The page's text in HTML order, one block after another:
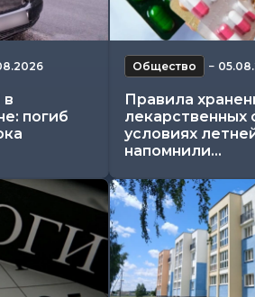
погиб
Общество −
Правила
лекарственных
условиях
напомнили...